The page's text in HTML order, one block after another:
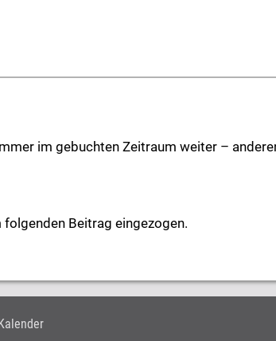
im gebuchten Zeitraum weiter –
Beitrag eingezogen.